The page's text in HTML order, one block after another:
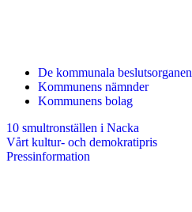
De kommunala beslutsorganen
Kommunens nämnder
Kommunens bolag
10 smultronställen i Nacka
Vårt kultur- och demokratipris
Pressinformation